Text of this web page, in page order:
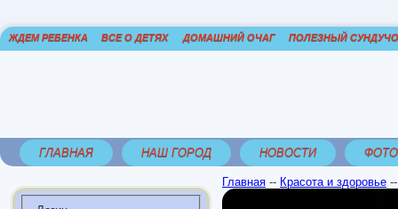
ЖДЕМ РЕБЕНКА ВСЕ О ДЕТЯХ ДОМАШНИЙ ОЧАГ ПОЛЕЗНЫЙ
ГЛАВНАЯ НАШ ГОРОД НОВОСТИ
Главная -- Красота и здоровье